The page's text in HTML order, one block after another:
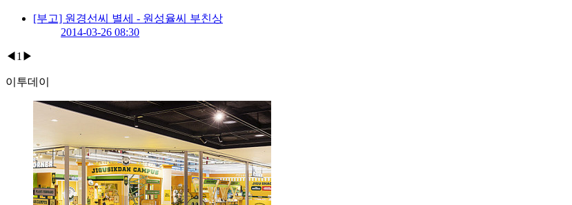
[부고] 원경선씨 별세 - 원성율씨 부친상
2014-03-26 08:30
◀ 1 ▶
이투데이